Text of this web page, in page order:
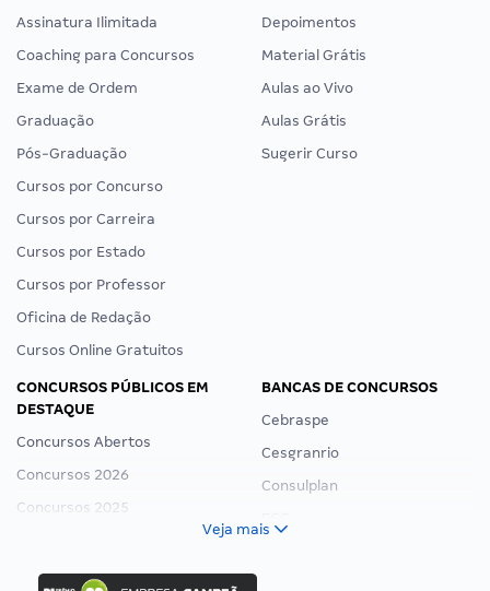
Assinatura Ilimitada
Coaching para Concursos
Exame de Ordem
Graduação
Pós-Graduação
Cursos por Concurso
Cursos por Carreira
Cursos por Estado
Cursos por Professor
Oficina de Redação
Cursos Online Gratuitos
Depoimentos
Material Grátis
Aulas ao Vivo
Aulas Grátis
Sugerir Curso
CONCURSOS PÚBLICOS EM
DESTAQUE
Concursos Abertos
Concursos 2026
Concursos 2025
Concurso Ibama
BANCAS DE CONCURSOS
Cebraspe
Cesgranrio
Consulplan
Veja mais